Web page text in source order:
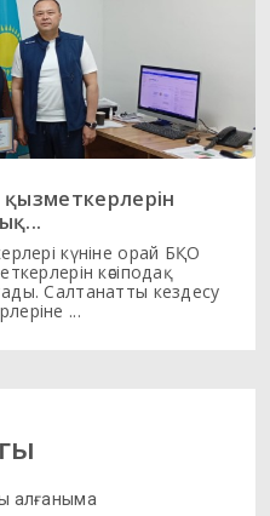
күніне орай БҚО
кәсіподақ
Салтанатты кездесу
...
алғаныма